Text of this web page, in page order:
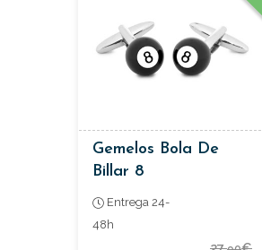
Gemelos Bola De
Billar 8
Entrega 24-
48h